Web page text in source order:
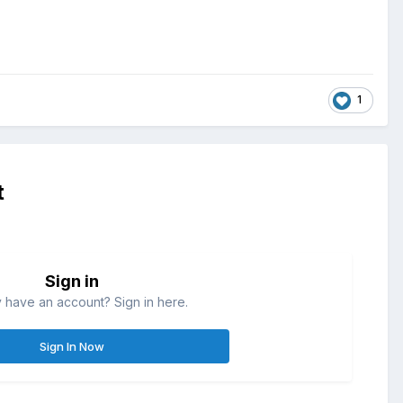
1
Sign in
have an account? Sign in here.
Sign In Now